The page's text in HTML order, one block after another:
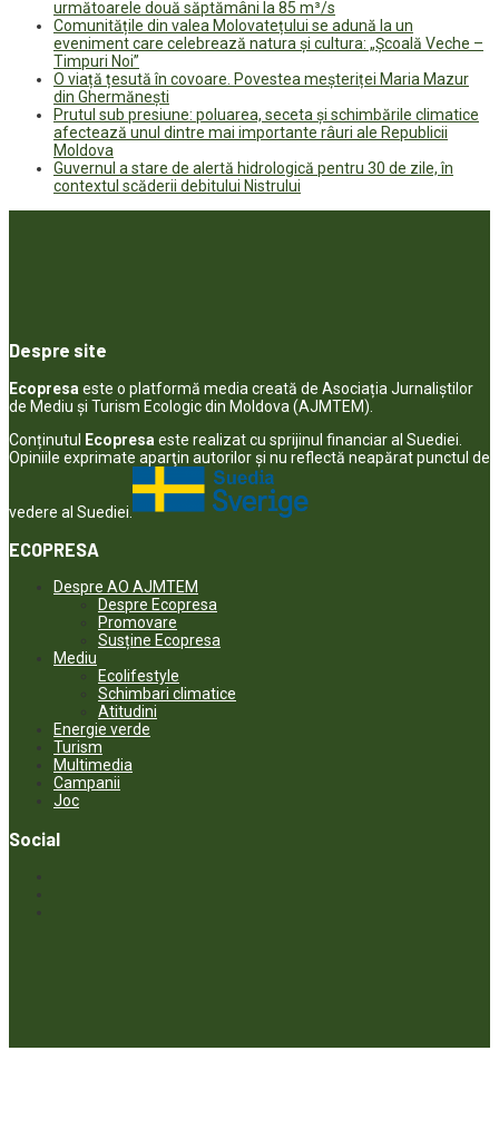
următoarele două săptămâni la 85 m³/s
Comunitățile din valea Molovatețului se adună la un
eveniment care celebrează natura și cultura: „Școală Veche –
Timpuri Noi”
O viață țesută în covoare. Povestea meșteriței Maria Mazur
din Ghermănești
Prutul sub presiune: poluarea, seceta și schimbările climatice
afectează unul dintre mai importante râuri ale Republicii
Moldova
Guvernul a stare de alertă hidrologică pentru 30 de zile, în
contextul scăderii debitului Nistrului
Despre site
Ecopresa este o platformă media creată de Asociația Jurnaliștilor
de Mediu și Turism Ecologic din Moldova (AJMTEM).
Conținutul Ecopresa este realizat cu sprijinul financiar al Suediei.
Opiniile exprimate aparţin autorilor şi nu reflectă neapărat punctul de
vedere al Suediei.
ECOPRESA
Despre AO AJMTEM
Despre Ecopresa
Promovare
Susține Ecopresa
Mediu
Ecolifestyle
Schimbari climatice
Atitudini
Energie verde
Turism
Multimedia
Campanii
Joc
Social